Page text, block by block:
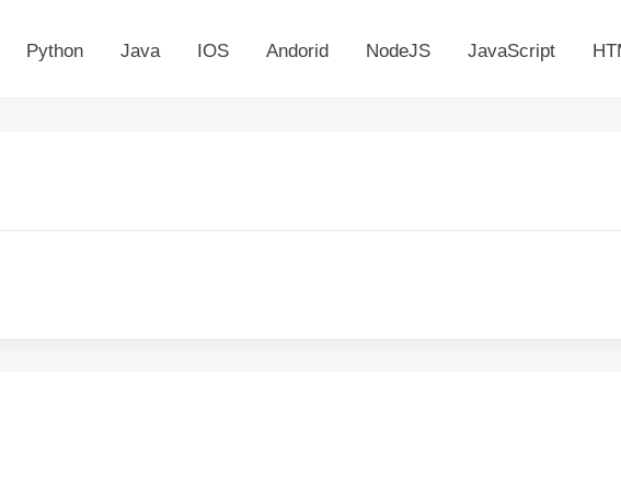
Python Java IOS Andorid NodeJS JavaScript